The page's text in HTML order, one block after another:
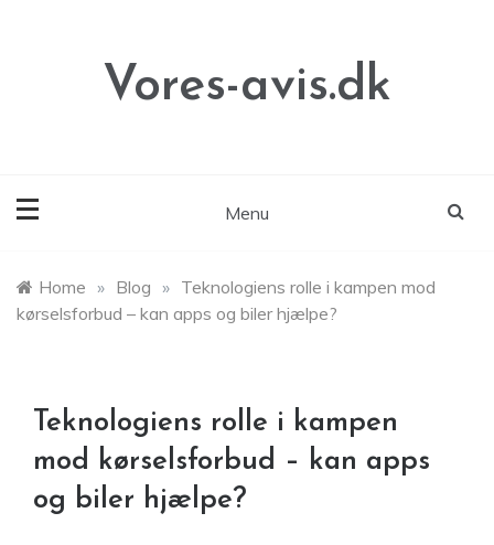
Vores-avis.dk
Menu
Home » Blog » Teknologiens rolle i kampen mod
kørselsforbud – kan apps og biler hjælpe?
Teknologiens rolle i kampen
mod kørselsforbud – kan apps
og biler hjælpe?